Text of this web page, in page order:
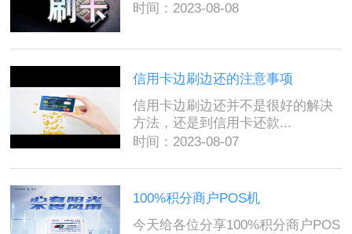
时间：2023-08-08
信用卡边刷边还的注意事项
信用卡边刷边还并不是很好的解决
方法，还是到信用卡还款...
时间：2023-08-07
100%积分商户POS机
今天给各位分享100%积分商户POS